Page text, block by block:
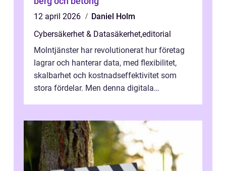
12 april 2026
Daniel Holm
Cybersäkerhet & Datasäkerhet,editorial
Molntjänster har revolutionerat hur företag
lagrar och hanterar data, med flexibilitet,
skalbarhet och kostnadseffektivitet som
stora fördelar. Men denna digitala